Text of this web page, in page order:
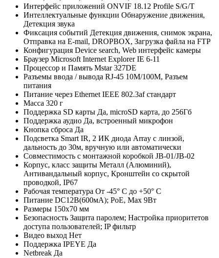
Интерфейс приложений ONVIF 18.12 Profile S/G/T
Интеллектуальные функции Обнаружение движения,
Детекция звука
Фиксация событий Детекция движения, снимок экрана,
Отправка на E-mail, DROPBOX, Загрузка файла на FTP
Конфигурация Device search, Web интерфейс камеры
Браузер Microsoft Internet Explorer IE 6-11
Процессор и Память Mstar 327DE
Разъемы ввода / вывода RJ-45 10M/100M, Разъем
питания
Питание через Ethernet IEEE 802.3af стандарт
Масса 320 г
Поддержка SD карты Да, microSD карта, до 256Гб
Поддержка аудио Да, встроенный микрофон
Кнопка сброса Да
Подсветка Smart IR, 2 ИК диода Array с линзой,
дальность до 30м, вручную или автоматически
Совместимость с монтажной коробкой JB-01/JB-02
Корпус, класс защиты Металл (Алюминий),
Антивандальный корпус, Кронштейн со скрытой
проводкой, IР67
Рабочая температура От -45° С до +50° С
Питание DC12В(600мА); РоЕ, Мах 9Вт
Размеры 150x70 мм
Безопасность Защита паролем; Настройка приоритетов
доступа пользователей; IP фильтр
Видео выход Нет
Поддержка IPEYE Да
Netbreak Да